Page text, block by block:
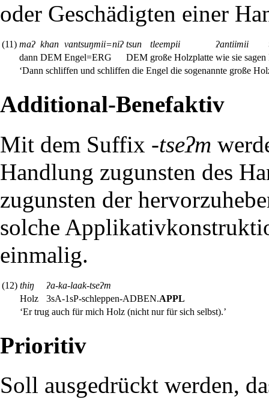
oder Geschädigten einer
(11) maʔ khan vantsuŋmii=niʔ tsun tleempii ʔantiimii
dann DEM Engel=ERG DEM große Holzplatte wie sie sagen
‘Dann schliffen und schliffen die Engel die sogenannte große
Additional-Benefaktiv
Mit dem Suffix -tseʔm
Handlung zugunsten des
zugunsten der
solche
einmalig.
(12) thiŋ
ʔa-ka-laak-tseʔm
Holz
3sA-1sP-schleppen-ADBEN.APPL
‘Er trug auch für mich Holz (nicht nur für sich selbst).’
Prioritiv
Soll ausgedrückt werden,